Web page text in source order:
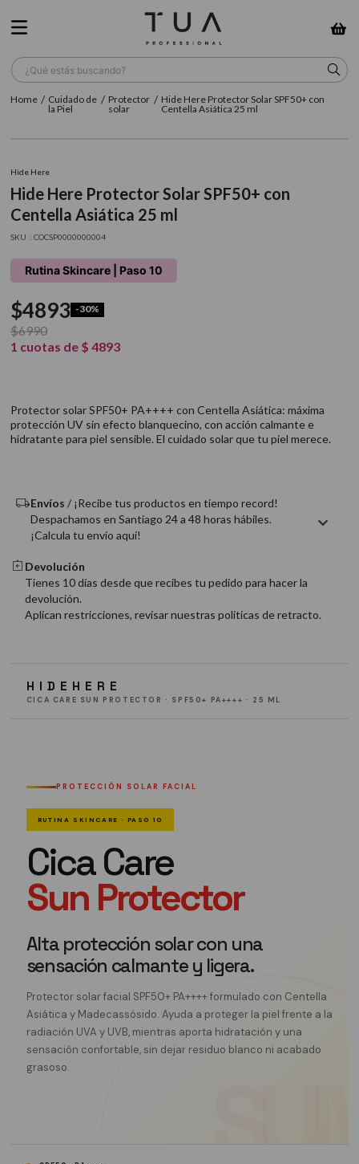
¿Qué estás buscando?
Cuidado de
la Piel
Protector
solar
Hide Here Protector Solar SPF50+ con
Centella Asiática 25 ml
Hide Here
Hide Here Protector Solar SPF50+ con
Centella Asiática 25 ml
: COCSP0000000004
Rutina Skincare | Paso 10
$4893 -30%
$6990
1 cuotas de $ 4893
Protector solar SPF50+ PA++++ con Centella Asiática: máxima
protección UV sin efecto blanquecino, con acción calmante e
hidratante para piel sensible. El cuidado solar que tu piel merece.
Envíos / ¡Recibe tus productos en tiempo record!
Despachamos en Santiago 24 a 48 horas hábiles.
¡Calcula tu envío aquí!
Devolución
Tienes 10 días desde que recibes tu pedido para hacer la
devolución.
Aplican restricciones, revisar nuestras politicas de retracto.
HIDEHERE
CICA CARE SUN PROTECTOR · SPF50+ PA++++ · 25 ML
PROTECCIÓN SOLAR FACIAL
RUTINA SKINCARE · PASO 10
Cica Care
Sun Protector
Alta protección solar con una
sensación calmante y ligera.
Protector solar facial SPF50+ PA++++ formulado con Centella
Asiática y Madecassósido. Ayuda a proteger la piel frente a la
radiación UVA y UVB, mientras aporta hidratación y una
sensación confortable, sin dejar residuo blanco ni acabado
grasoso.
TÉRMINOS MÁS BUSCADOS
2.
3. farmavita
5. cepillo
6. gama
7. secador
8 . loreal